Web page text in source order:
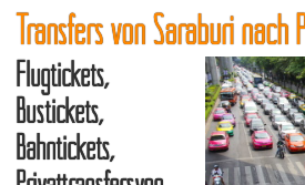
Transfers von Saraburi nach
Flugtickets,
Bustickets,
Bahntickets,